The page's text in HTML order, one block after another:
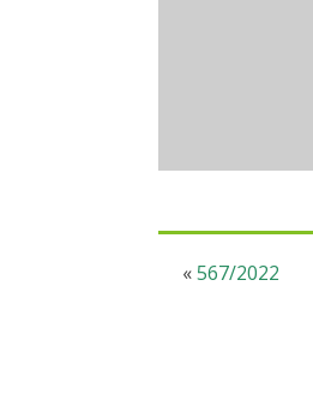
«567/2022